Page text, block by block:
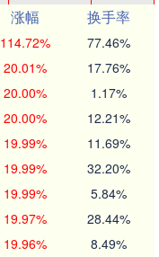
涨幅
换手率
114.72% 77.46%
20.01% 17.76%
20.00% 1.17%
20.00% 12.21%
19.99% 11.69%
19.99% 32.20%
19.99% 5.84%
19.97% 28.44%
19.96% 8.49%